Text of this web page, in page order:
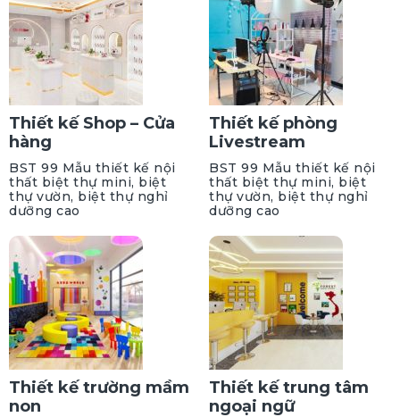
Thiết kế Shop – Cửa
hàng
BST 99 Mẫu thiết kế nội
thất biệt thự mini, biệt
thự vườn, biệt thự nghỉ
dưỡng cao
Thiết kế phòng
Livestream
BST 99 Mẫu thiết kế nội
thất biệt thự mini, biệt
thự vườn, biệt thự nghỉ
dưỡng cao
Thiết kế trường mầm
non
Thiết kế trung tâm
ngoại ngữ